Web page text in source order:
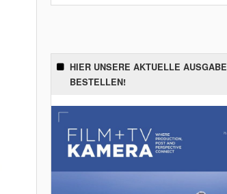
HIER UNSERE AKTUELLE AUSGABE
BESTELLEN!